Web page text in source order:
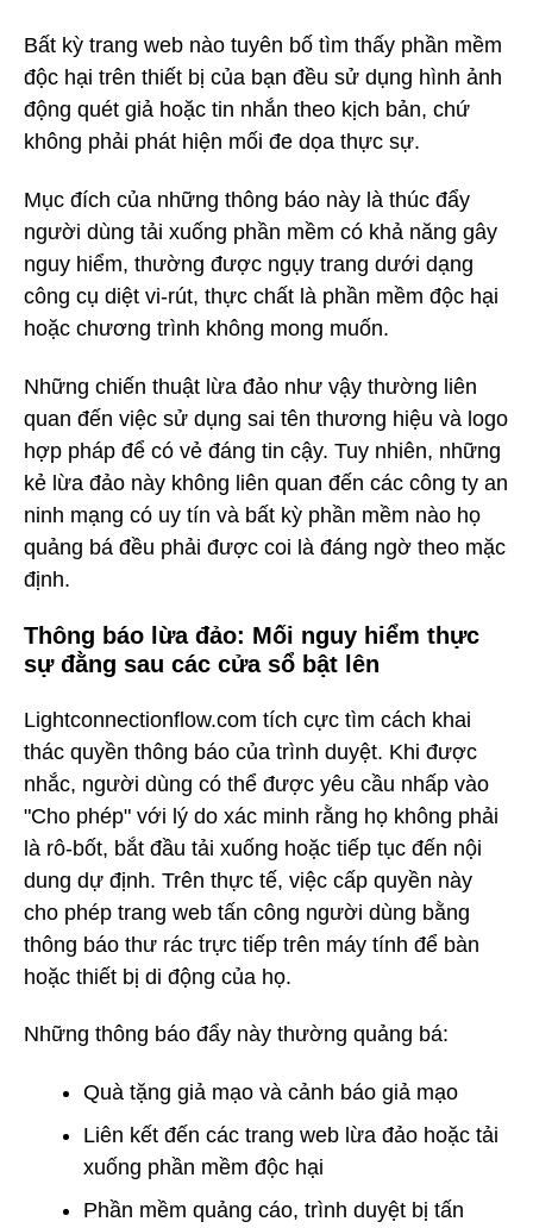
Bất kỳ trang web nào tuyên bố tìm thấy phần mềm
độc hại trên thiết bị của bạn đều sử dụng hình ảnh
động quét giả hoặc tin nhắn theo kịch bản, chứ
không phải phát hiện mối đe dọa thực sự.
Mục đích của những thông báo này là thúc đẩy
người dùng tải xuống phần mềm có khả năng gây
nguy hiểm, thường được ngụy trang dưới dạng
công cụ diệt vi-rút, thực chất là phần mềm độc hại
hoặc chương trình không mong muốn.
Những chiến thuật lừa đảo như vậy thường liên
quan đến việc sử dụng sai tên thương hiệu và logo
hợp pháp để có vẻ đáng tin cậy. Tuy nhiên, những
kẻ lừa đảo này không liên quan đến các công ty an
ninh mạng có uy tín và bất kỳ phần mềm nào họ
quảng bá đều phải được coi là đáng ngờ theo mặc
định.
Thông báo lừa đảo: Mối nguy hiểm thực
sự đằng sau các cửa sổ bật lên
Lightconnectionflow.com tích cực tìm cách khai
thác quyền thông báo của trình duyệt. Khi được
nhắc, người dùng có thể được yêu cầu nhấp vào
"Cho phép" với lý do xác minh rằng họ không phải
là rô-bốt, bắt đầu tải xuống hoặc tiếp tục đến nội
dung dự định. Trên thực tế, việc cấp quyền này
cho phép trang web tấn công người dùng bằng
thông báo thư rác trực tiếp trên máy tính để bàn
hoặc thiết bị di động của họ.
Những thông báo đẩy này thường quảng bá:
Quà tặng giả mạo và cảnh báo giả mạo
Liên kết đến các trang web lừa đảo hoặc tải
xuống phần mềm độc hại
Phần mềm quảng cáo, trình duyệt bị tấn